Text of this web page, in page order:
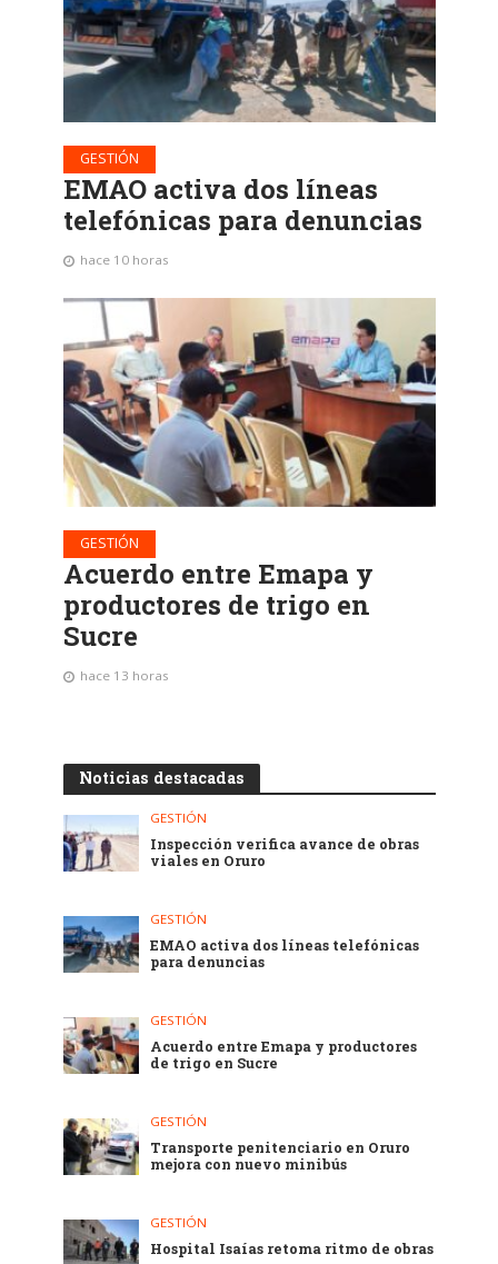
GESTIÓN
EMAO activa dos líneas
telefónicas para denuncias
hace 10 horas
GESTIÓN
Acuerdo entre Emapa y
productores de trigo en
Sucre
hace 13 horas
Noticias destacadas
GESTIÓN
Inspección verifica avance de obras
viales en Oruro
GESTIÓN
EMAO activa dos líneas telefónicas
para denuncias
GESTIÓN
Acuerdo entre Emapa y productores
de trigo en Sucre
GESTIÓN
Transporte penitenciario en Oruro
mejora con nuevo minibús
GESTIÓN
Hospital Isaías retoma ritmo de obras